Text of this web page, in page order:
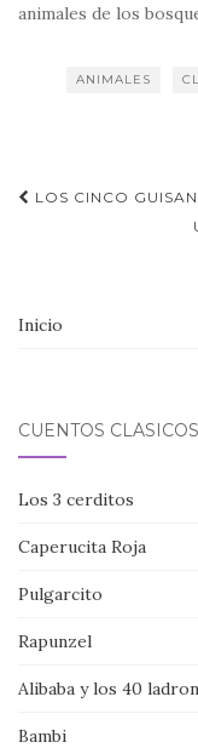
animales de los
ANIMALES
LOS CINCO
Inicio
CUENTOS CLÁSICOS
Los 3 cerditos
Caperucita Roja
Pulgarcito
Rapunzel
Alibaba y los 40
Bambi